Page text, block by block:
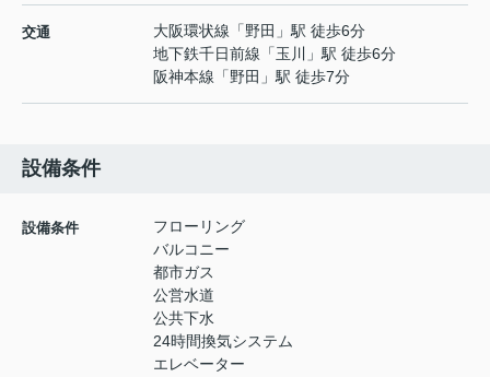
交通 大阪環状線 「野田 」駅 徒歩6分
地下鉄千日前線 「玉川
」駅 徒歩6分
阪神本線 「野田 」駅 徒歩7分
設備条件
設備条件
フローリング
バルコニー
都市ガス
公営水道
公共下水
24時間換気システム
エレベーター